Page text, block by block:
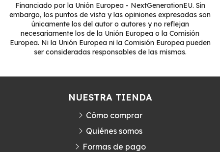
Financiado por la Unión Europea - NextGenerationEU. Sin
embargo, los puntos de vista y las opiniones expresadas son
únicamente los del autor o autores y no reflejan
necesariamente los de la Unión Europea o la Comisión
Europea. Ni la Unión Europea ni la Comisión Europea pueden
ser consideradas responsables de las mismas.
NUESTRA TIENDA
Cómo comprar
Quiénes somos
Formas de pago